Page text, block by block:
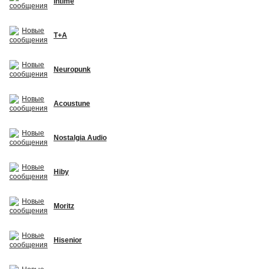
T+A
Neuropunk
Acoustune
Nostalgia Audio
Hiby
Moritz
Hisenior